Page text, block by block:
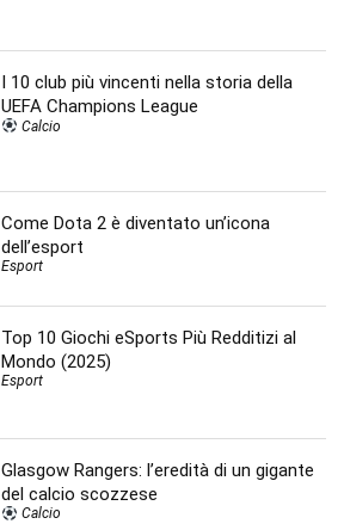
I 10 club più vincenti nella storia della
UEFA Champions League
Calcio
Come Dota 2 è diventato un’icona
dell’esport
Esport
Top 10 Giochi eSports Più Redditizi al
Mondo (2025)
Esport
Glasgow Rangers: l’eredità di un gigante
del calcio scozzese
Calcio